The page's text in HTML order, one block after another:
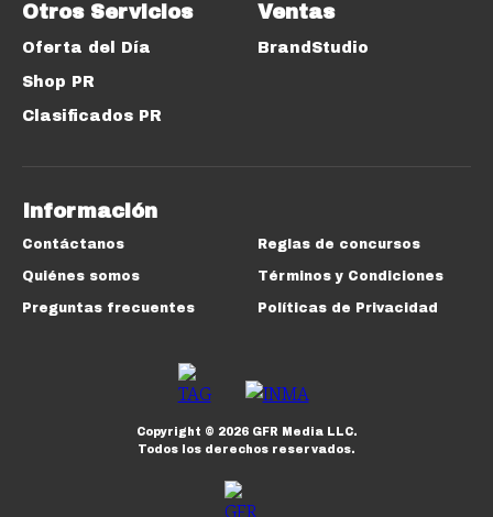
Otros Servicios
Oferta del Día
Shop PR
Clasificados PR
Ventas
BrandStudio
Información
Contáctanos
Quiénes somos
Preguntas frecuentes
Reglas de concursos
Términos y Condiciones
Políticas de Privacidad
Copyright © 2026GFR Media LLC.
Todos los derechos reservados.